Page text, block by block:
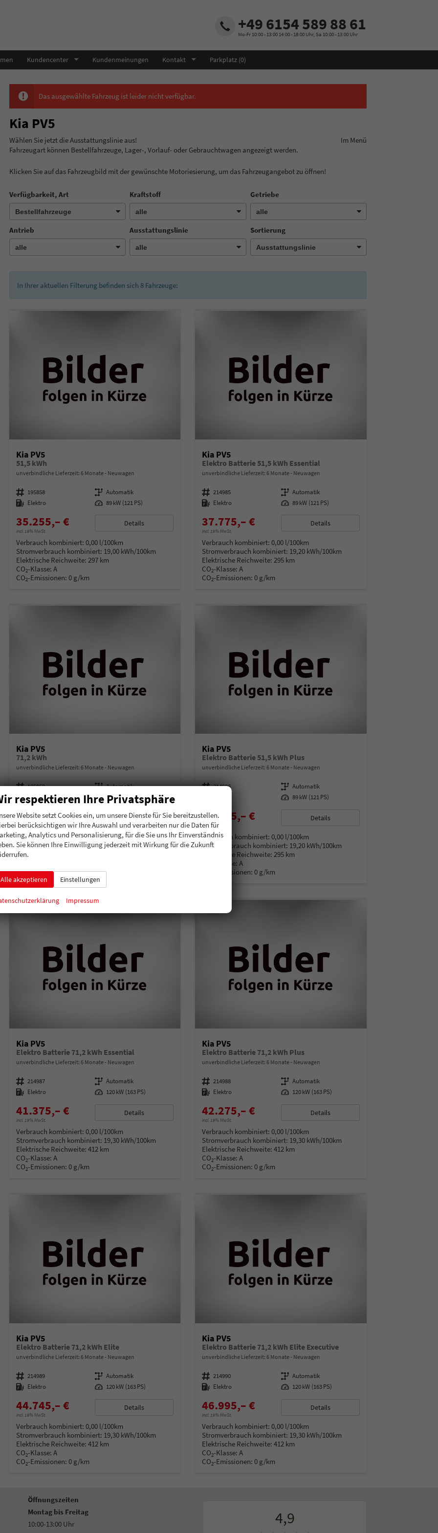
+49 6154 589 88 61
Mo-Fr 10:00 - 13:00 14:00 - 18:00 Uhr, Sa 10:00 - 13:00 Uhr
Kundencenter Kundenmeinungen Kontakt Parkplatz (0)
Das ausgewählte Fahrzeug ist leider nicht verfügbar.
Kia PV5
Wählen Sie jetzt die Ausstattungslinie aus! Im Menü
Fahrzeugart können Bestellfahrzeuge, Lager-, Vorlauf- oder Gebrauchtwagen angezeigt werden.
Klicken Sie auf das Fahrzeugbild mit der gewünschte Motoriesierung, um das Fahrzeugangebot zu öffnen!
Verfügbarkeit, Art Kraftstoff Getriebe
Antrieb Ausstattungslinie Sortierung
In Ihrer aktuellen Filterung befinden sich 8Fahrzeuge:
Kia PV5
51,5 kWh
unverbindliche Lieferzeit: 6 Monate Neuwagen
Fahrzeugnummer 195858 Getriebe Automatik
Kraftstoff Elektro Leistung 89 kW (121 PS)
35.255,– €
incl. 19% MwSt.
Details
Verbrauch kombiniert: 0,00 l/100km
Stromverbrauch kombiniert: 19,00 kWh/100km
Elektrische Reichweite: 297 km
CO2-Klasse: A
CO2-Emissionen: 0 g/km
Kia PV5
Elektro Batterie 51,5 kWh Essential
unverbindliche Lieferzeit:6 Monate Neuwagen
Fahrzeugnummer 214985 Getriebe Automatik
Kraftstoff Elektro Leistung 89 kW (121 PS)
37.775,– €
incl. 19% MwSt.
Details
Verbrauch kombiniert:0,00 l/100km
Stromverbrauch kombiniert: 19,20 kWh/100km
Elektrische Reichweite: 295 km
CO2-Klasse: A
CO2-Emissionen:0 g/km
Kia PV5
71,2 kWh
unverbindliche Lieferzeit: 6 Monate Neuwagen
Fahrzeugnummer 195859 GetriebeAutomatik
Kraftstoff Elektro Leistung 120 kW (163 PS)
38.195,– €
incl. 19% MwSt.
Details
Verbrauch kombiniert:0,00 l/100km
Stromverbrauch kombiniert: 19,10 kWh/100km
Elektrische Reichweite:
CO -Emissionen:0 g/km
Kia PV5
Elektro Batterie 51,5 kWh Plus
unverbindliche Lieferzeit:6 Monate Neuwagen
Fahrzeugnummer 214986 Getriebe Automatik
Leistung 89 kW (121 PS)
38.675,– €
incl. 19% MwSt.
Details
Verbrauch kombiniert:0,00 l/100km
Stromverbrauch kombiniert: 19,20 kWh/100km
Elektrische Reichweite: 295 km
-Klasse: A
-Emissionen:0 g/km
Kia PV5
Elektro Batterie 71,2 kWh Essential
unverbindliche Lieferzeit: 6 Monate Neuwagen
Fahrzeugnummer 214987 Getriebe Automatik
Kraftstoff Elektro Leistung 120 kW (163 PS)
41.375,– €
incl. 19% MwSt.
Details
Verbrauch kombiniert: 0,00 l/100km
Stromverbrauch kombiniert: 19,30 kWh/100km
Elektrische Reichweite: 412 km
CO2-Klasse: A
CO2-Emissionen: 0 g/km
Kia PV5
Elektro Batterie 71,2 kWh Plus
unverbindliche Lieferzeit:6 Monate Neuwagen
Fahrzeugnummer 214988 Getriebe Automatik
Kraftstoff Elektro Leistung 120 kW (163 PS)
42.275,– €
incl. 19% MwSt.
Details
Verbrauch kombiniert:0,00 l/100km
Stromverbrauch kombiniert: 19,30 kWh/100km
Elektrische Reichweite: 412 km
CO2-Klasse: A
CO2-Emissionen:0 g/km
Kia PV5
Elektro Batterie 71,2 kWh Elite
unverbindliche Lieferzeit: 6 Monate Neuwagen
Fahrzeugnummer 214989 Getriebe Automatik
Kraftstoff Elektro Leistung 120 kW (163 PS)
44.745,– €
incl. 19% MwSt.
Details
Verbrauch kombiniert: 0,00 l/100km
Stromverbrauch kombiniert: 19,30 kWh/100km
Elektrische Reichweite: 412 km
CO2-Klasse: A
CO2-Emissionen: 0 g/km
Kia PV5
Elektro Batterie 71,2 kWh Elite Executive
unverbindliche Lieferzeit:6 Monate Neuwagen
Fahrzeugnummer 214990 Getriebe Automatik
Kraftstoff Elektro Leistung 120 kW (163 PS)
46.995,– €
incl. 19% MwSt.
Details
Verbrauch kombiniert:0,00 l/100km
Stromverbrauch kombiniert: 19,30 kWh/100km
Elektrische Reichweite: 412 km
CO2-Klasse: A
CO2-Emissionen:0 g/km
Öffnungszeiten
Montag bis Freitag
10:00-13:00 Uhr
4,9
respektieren Ihre Privatsphäre
Website setzt Cookies ein, um unsere Dienste für Sie bereitzustellen.
berücksichtigen wir Ihre Auswahl und verarbeiten nur die Daten für
Analytics und Personalisierung, für die Sie uns Ihr Einverständnis
Sie können Ihre Einwilligung jederzeit mit Wirkung für die Zukunft
Alle akzeptieren Einstellungen
Impressum